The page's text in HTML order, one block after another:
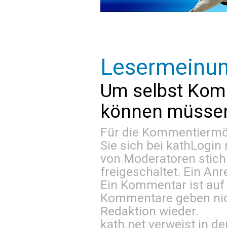
Um selbst
können
Für die
Sie sich bei kathLogin
von Moderatoren
freigeschaltet. Ein
Ein Kommentar ist
Kommentare geben
Redaktion wieder.
kath.net verweist in